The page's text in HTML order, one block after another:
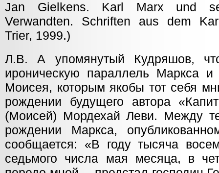
Jan Gielkens. Karl Marx und
Verwandten. Schriften aus dem
Trier, 1999.)
Л.В. А упомянутый Кудряшов,
ироническую параллель Маркса и
Моисея, которым якобы тот себя
рождении будущего автора
(Моисей) Мордехай Леви. Между
рождении Маркса,
сообщается: «В году тысяча
седьмого числа мая месяца, в